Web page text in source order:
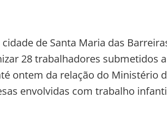
cidade de Santa Maria das
28 trabalhadores submetidos
ontem da relação do Ministério
envolvidas com trabalho